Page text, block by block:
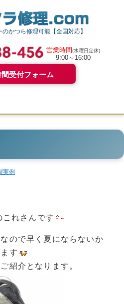
のかつら修理可能【全国対応】
営業時間(水曜日定休)
9:00～16:00
間受付フォーム
実例
れさんです
ので早く夏にならないか
す
紹介となります。